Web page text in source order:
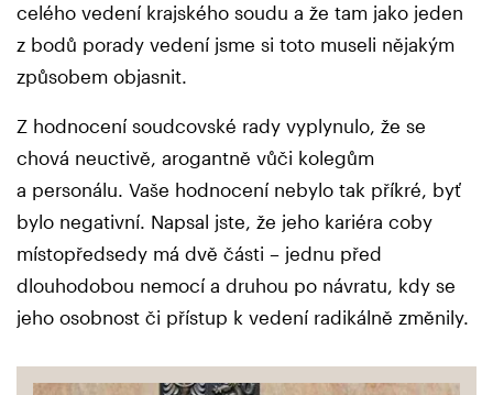
celého vedení krajského soudu a že tam jako jeden
z bodů porady vedení jsme si toto museli nějakým
způsobem objasnit.
Z hodnocení soudcovské rady vyplynulo, že se
chová neuctivě, arogantně vůči kolegům
a personálu. Vaše hodnocení nebylo tak příkré, byť
bylo negativní. Napsal jste, že jeho kariéra coby
místopředsedy má dvě části – jednu před
dlouhodobou nemocí a druhou po návratu, kdy se
jeho osobnost či přístup k vedení radikálně změnily.